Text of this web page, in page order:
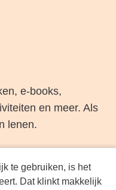
te gebruiken, is het
Dat klinkt makkelijk
e-books,
en meer. Als
lenen.